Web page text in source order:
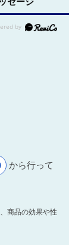
から行って
商品の効果や性